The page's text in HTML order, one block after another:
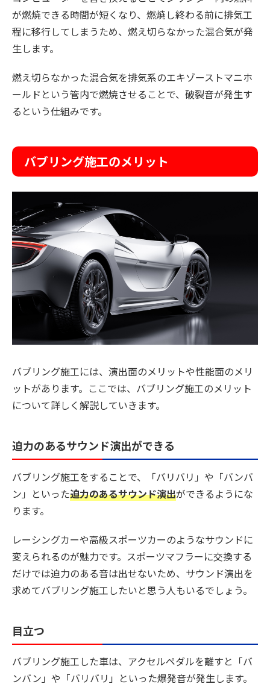
が燃焼できる時間が短くなり、燃焼し終わる前に排気工
程に移行してしまうため、燃え切らなかった混合気が発
生します。
燃え切らなかった混合気を排気系のエキゾーストマニホ
ールドという管内で燃焼させることで、破裂音が発生す
るという仕組みです。
バブリング施工のメリット
バブリング施工には、演出面のメリットや性能面のメリ
ットがあります。ここでは、バブリング施工のメリット
について詳しく解説していきます。
迫力のあるサウンド演出ができる
バブリング施工をすることで、「バリバリ」や「バンバ
ン」といった迫力のあるサウンド演出ができるようにな
ります。
レーシングカーや高級スポーツカーのようなサウンドに
変えられるのが魅力です。スポーツマフラーに交換する
だけでは迫力のある音は出せないため、サウンド演出を
求めてバブリング施工したいと思う人もいるでしょう。
目立つ
バブリング施工した車は、アクセルペダルを離すと「バ
ンバン」や「バリバリ」といった爆発音が発生します。